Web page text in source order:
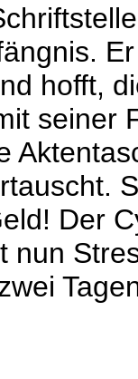
hofft,
seiner
Der
nun